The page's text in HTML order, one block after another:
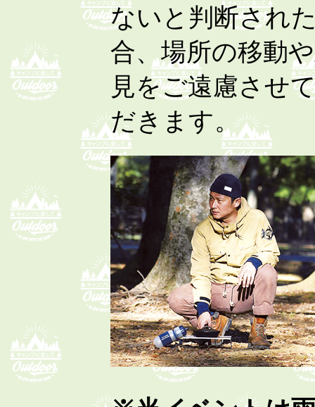
ないと判断され
合、場所の移動
見をご遠慮させ
だきます。